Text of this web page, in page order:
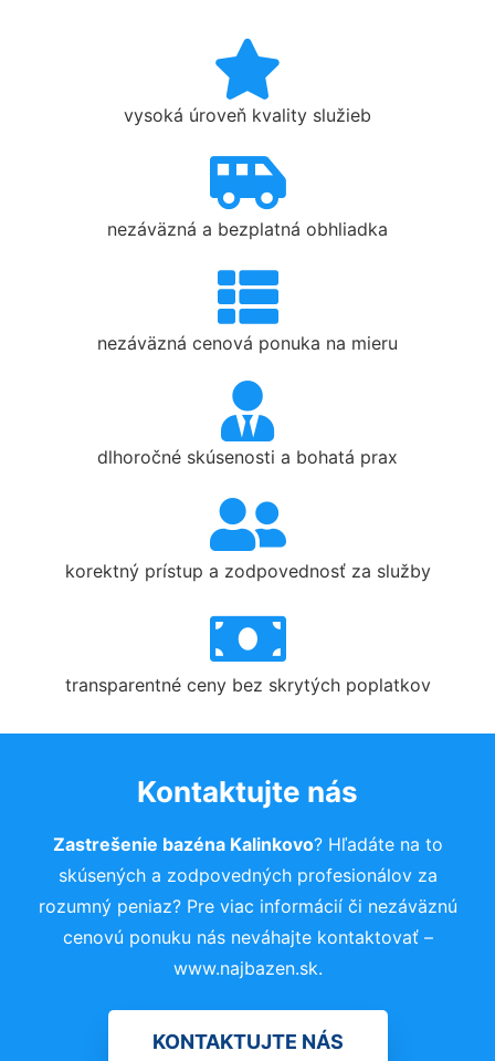
vysoká úroveň kvality služieb
nezáväzná a bezplatná obhliadka
nezáväzná cenová ponuka na mieru
dlhoročné skúsenosti a bohatá prax
korektný prístup a zodpovednosť za služby
transparentné ceny bez skrytých poplatkov
Kontaktujte nás
Zastrešenie bazéna Kalinkovo? Hľadáte na to
skúsených a zodpovedných profesionálov za
rozumný peniaz? Pre viac informácií či nezáväznú
cenovú ponuku nás neváhajte kontaktovať –
www.najbazen.sk.
KONTAKTUJTE NÁS